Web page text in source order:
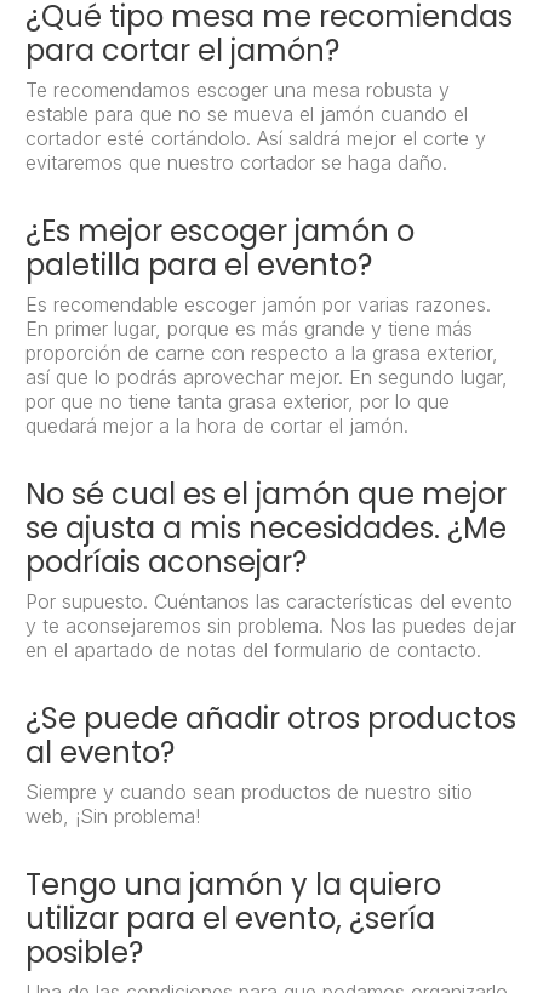
¿Qué tipo mesa me recomiendas
para cortar el jamón?
Te recomendamos escoger una mesa robusta y
estable para que no se mueva el jamón cuando el
cortador esté cortándolo. Así saldrá mejor el corte y
evitaremos que nuestro cortador se haga daño.
¿Es mejor escoger jamón o
paletilla para el evento?
Es recomendable escoger jamón por varias razones.
En primer lugar, porque es más grande y tiene más
proporción de carne con respecto a la grasa exterior,
así que lo podrás aprovechar mejor. En segundo lugar,
por que no tiene tanta grasa exterior, por lo que
quedará mejor a la hora de cortar el jamón.
No sé cual es el jamón que mejor
se ajusta a mis necesidades. ¿Me
podríais aconsejar?
Por supuesto. Cuéntanos las características del evento
y te aconsejaremos sin problema. Nos las puedes dejar
en el apartado de notas del formulario de contacto.
¿Se puede añadir otros productos
al evento?
Siempre y cuando sean productos de nuestro sitio
web, ¡Sin problema!
Tengo una jamón y la quiero
utilizar para el evento, ¿sería
posible?